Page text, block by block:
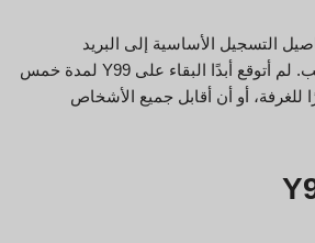
التسجيل الأساسية إلى البريد
الإلكتروني الخاص بالطلب. لم أتوقع أبدًا البقاء على Y99 لمدة خمس
للغرفة، أو أن أقابل جميع الأشخاص